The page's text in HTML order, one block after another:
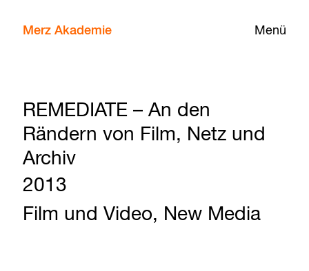
Menü
Merz Akademie
REMEDIATE – An den
Rändern von Film, Netz und
Archiv
2013
Film und Video, New Media